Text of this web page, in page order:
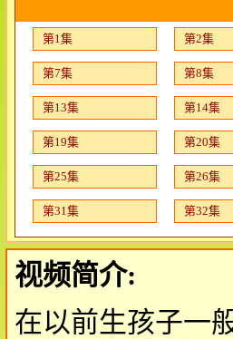
第1集 第2集
第7集 第8集
第13集 第14集
第19集 第20集
第25集 第26集
第31集 第32集
视频简介:
在以前生孩子一